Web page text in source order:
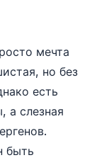
мечта
но без
есть
а слезная
быть